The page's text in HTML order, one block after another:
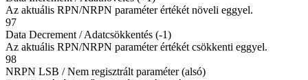
Az aktuális RPN/NRPN paraméter értékét növeli eggyel.
97
Data Decrement / Adatcsökkentés (-1)
Az aktuális RPN/NRPN paraméter értékét csökkenti eggyel.
98
NRPN LSB / Nem regisztrált paraméter (alsó)